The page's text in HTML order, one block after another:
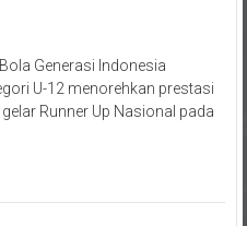
Generasi Indonesia
U-12 menorehkan prestasi
Runner Up Nasional pada